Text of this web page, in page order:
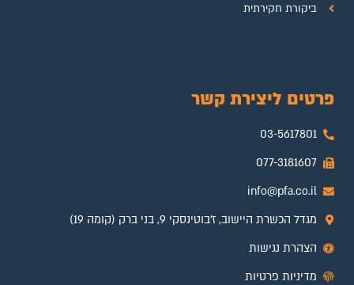
ביקורת חקירתית
פרטים ליצירת קשר
03-5617801
077-3181607
info@pfa.co.il
מגדל הכשרת היישוב, ז'בוטינסקי 9, בני ברק (קומה 19)
הצהרת נגישות
מדיניות פרטיות